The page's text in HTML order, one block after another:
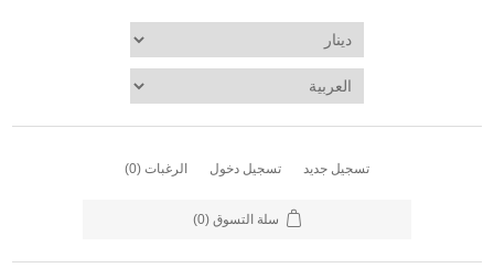
تسجيل جديد تسجيل دخول الرغبات (0)
سلة التسوق (0)